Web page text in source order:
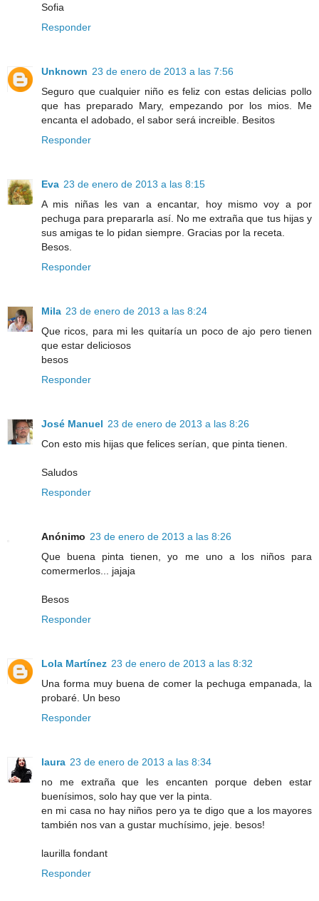
Sofia
Responder
Unknown 23 de enero de 2013 a las 7:56
Seguro que cualquier niño es feliz con estas delicias pollo
que has preparado Mary, empezando por los mios. Me
encanta el adobado, el sabor será increible. Besitos
Responder
Eva 23 de enero de 2013 a las 8:15
A mis niñas les van a encantar, hoy mismo voy a por
pechuga para prepararla así. No me extraña que tus hijas y
sus amigas te lo pidan siempre. Gracias por la receta.
Besos.
Responder
Mila 23 de enero de 2013 a las 8:24
Que ricos, para mi les quitaría un poco de ajo pero tienen
que estar deliciosos
besos
Responder
José Manuel 23 de enero de 2013 a las 8:26
Con esto mis hijas que felices serían, que pinta tienen.
Saludos
Responder
Anónimo 23 de enero de 2013 a las 8:26
Que buena pinta tienen, yo me uno a los niños para
comermerlos... jajaja
Besos
Responder
Lola Martínez 23 de enero de 2013 a las 8:32
Una forma muy buena de comer la pechuga empanada, la
probaré. Un beso
Responder
laura 23 de enero de 2013 a las 8:34
no me extraña que les encanten porque deben estar
buenísimos, solo hay que ver la pinta.
en mi casa no hay niños pero ya te digo que a los mayores
también nos van a gustar muchísimo, jeje. besos!
laurilla fondant
Responder